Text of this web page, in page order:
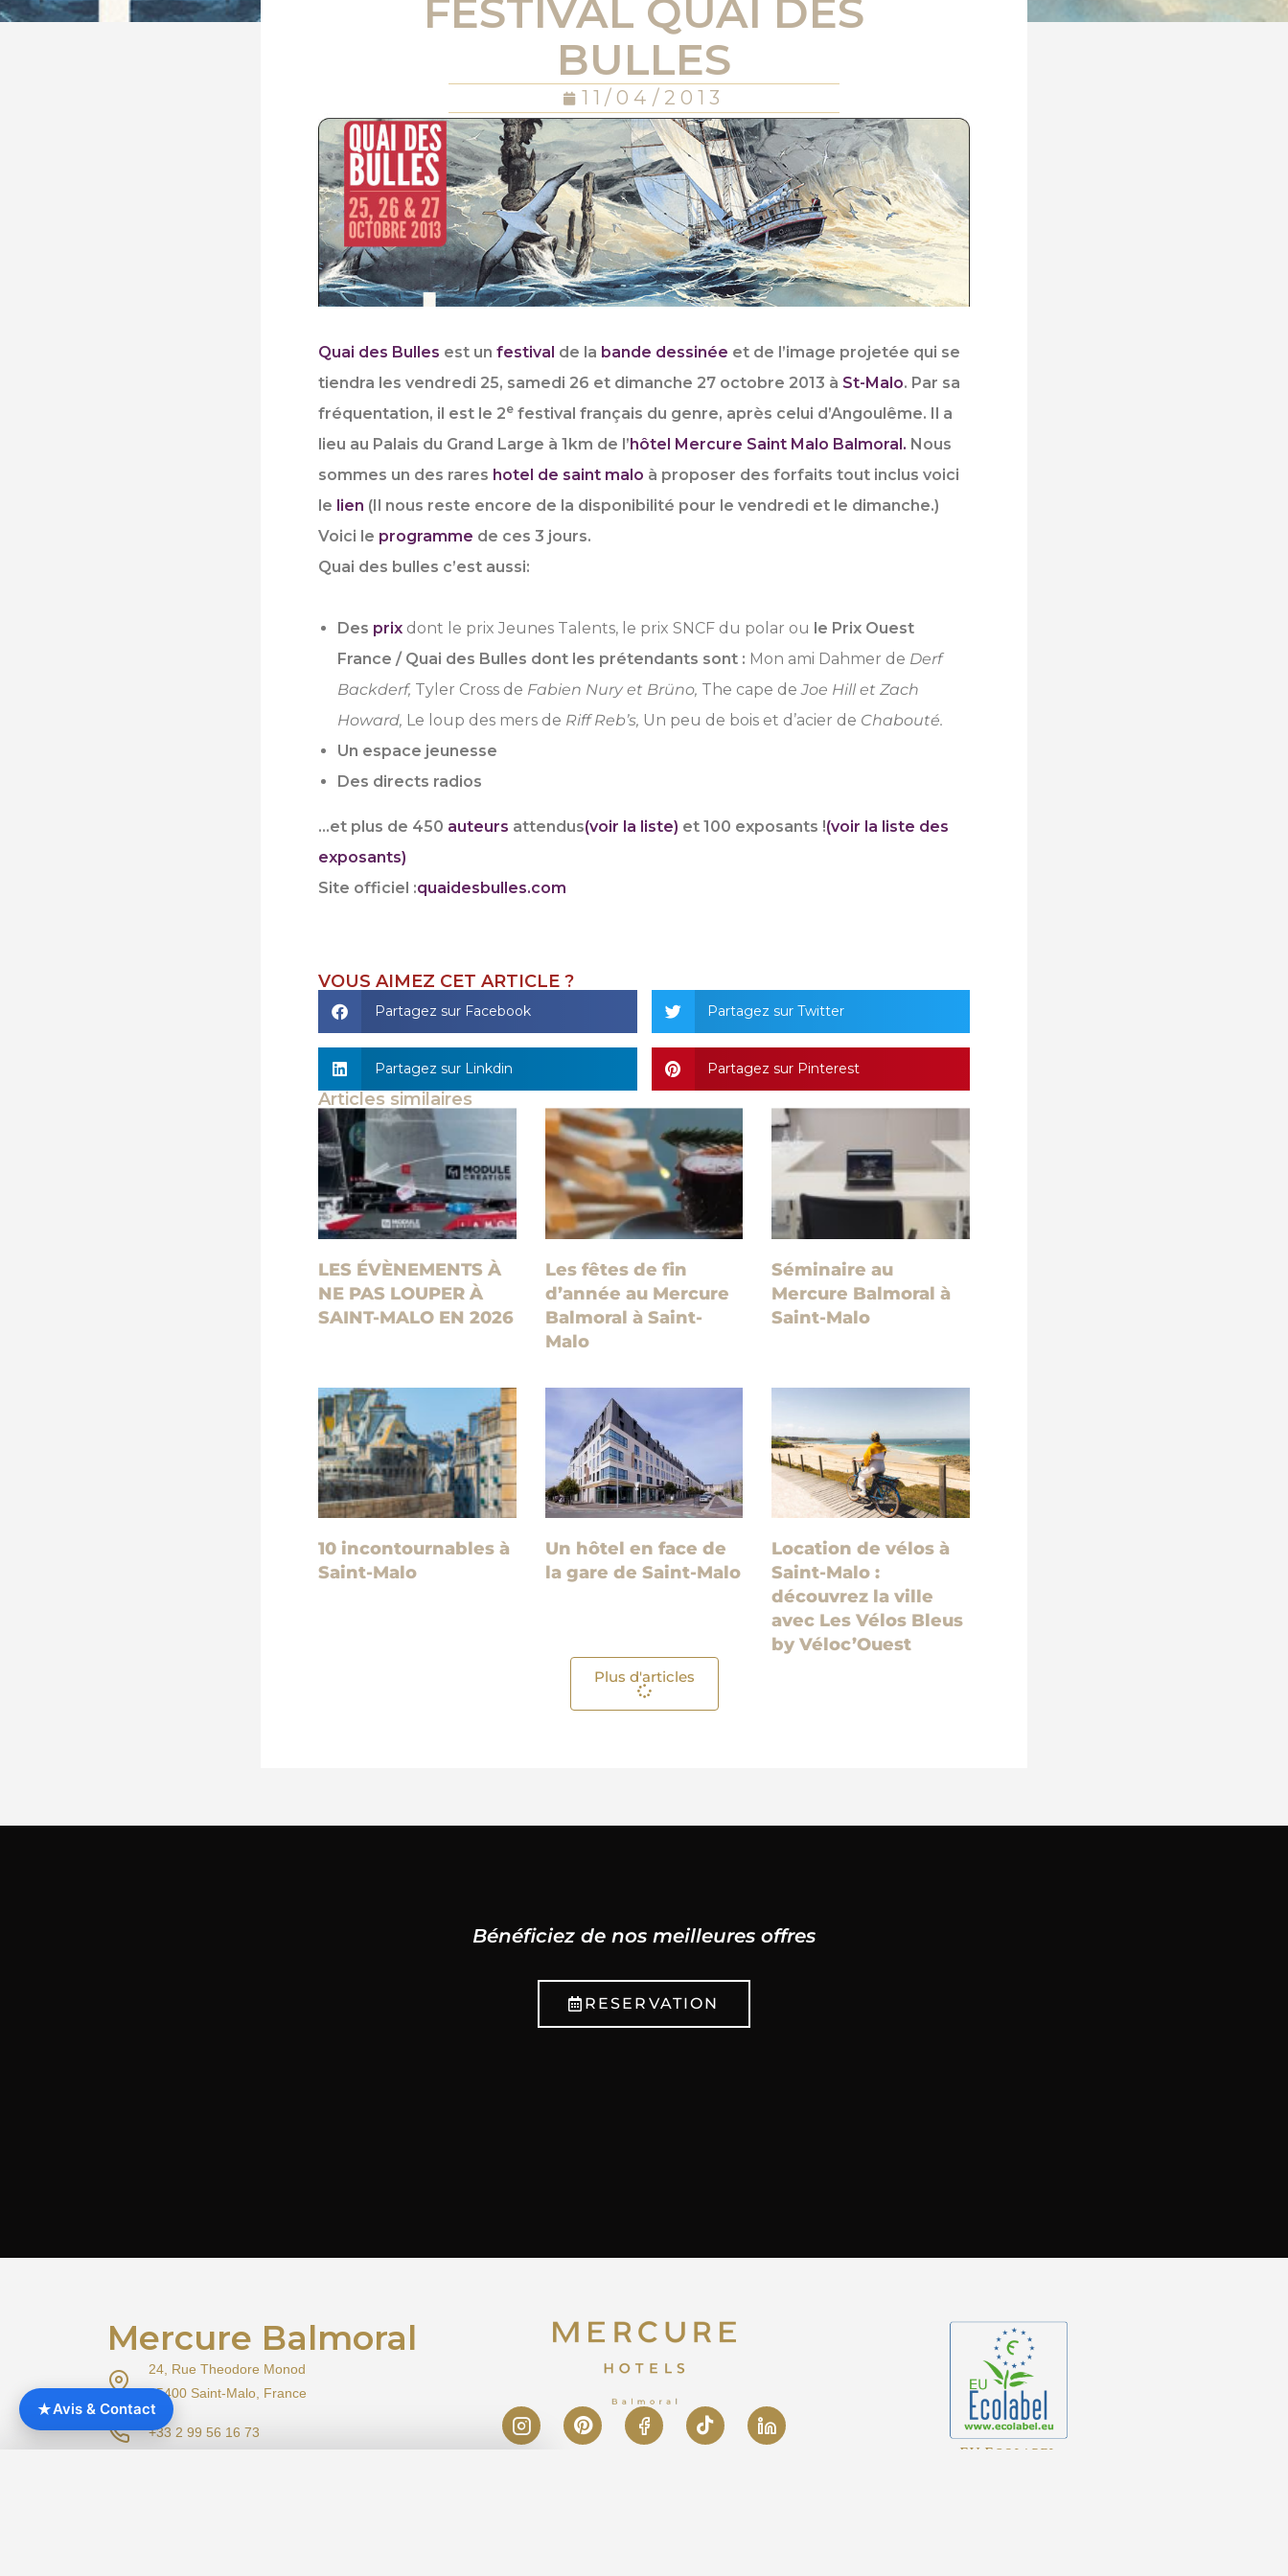
FESTIVAL QUAI DES
BULLES
11/04/2013
Quai des Bulles est un festival de la bande dessinée et de l’image projetée qui se
tiendra l es vendredi 25, samedi 26 et dimanche 27 octobre 2013 à St-Malo. Par sa
fréquentation, il est le 2e festival français du genre, après celui d’Angoulême. Il a
lieu au Palais du Grand Large à 1km de l’ hôtel Mercure Saint Malo Balmoral. Nous
sommes un des rares hotel de saint malo à proposer des forfaits tout inclus voici
le lien (Il nous reste encore de la disponibilité pour le vendredi et le dimanche.)
Voici le programme de ces 3 jours.
Quai des bulles c’est aussi:
Des prix dont le prix Jeunes Talents, le prix SNCF du polar ou le Prix Ouest
France / Quai des Bulles dont les prétendants sont : Mon ami Dahmer de Derf
Backderf, Tyler Cross de Fabien Nury et Brüno, The cape deJoe Hill et Zach
Howard, Le loup des mers de Riff Reb’s, Un peu de bois et d’acier de Chabouté.
Un espace jeunesse
Des directs radios
…et plus de 450 auteurs attendus(voir la liste) et 100 exposants !(voir la liste des
exposants)
Site officiel :quaidesbulles.com
VOUS AIMEZ CET ARTICLE ?
Partagez sur Facebook Partagez sur Twitter
Partagez sur Linkdin Partagez sur Pinterest
Articles similaires
LES ÉVÈNEMENTS À
NE PAS LOUPER À
SAINT-MALO EN 2026
Les fêtes de fin
d’année au Mercure
Balmoral à Saint-
Malo
Séminaire au
Mercure Balmoral à
Saint-Malo
10 incontournables à
Saint-Malo
Un hôtel en face de
la gare de Saint-Malo
Location de vélos à
Saint-Malo :
découvrez la ville
avec Les Vélos Bleus
by Véloc’Ouest
Plus d'articles
Bénéficiez de nos meilleures offres
RESERVATION
Mercure Balmoral
24, Rue Theodore Monod
35400 Saint-Malo, France
+33 2 99 56 16 73
EU Ecolabel
★Avis & Contact